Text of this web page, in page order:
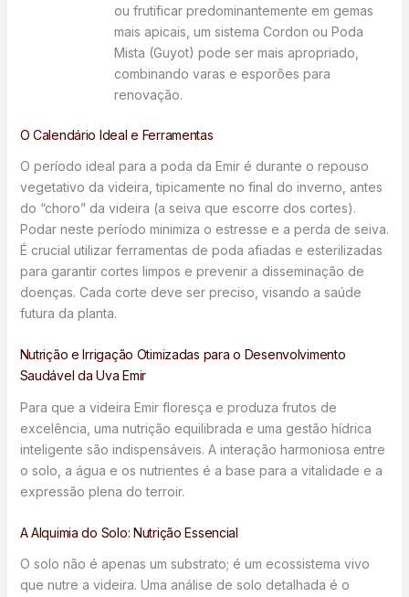
ou frutificar predominantemente em gemas
mais apicais, um sistema Cordon ou Poda
Mista (Guyot) pode ser mais apropriado,
combinando varas e esporões para
renovação.
O Calendário Ideal e Ferramentas
O período ideal para a poda da Emir é durante o repouso
vegetativo da videira, tipicamente no final do inverno, antes
do “choro” da videira (a seiva que escorre dos cortes).
Podar neste período minimiza o estresse e a perda de seiva.
É crucial utilizar ferramentas de poda afiadas e esterilizadas
para garantir cortes limpos e prevenir a disseminação de
doenças. Cada corte deve ser preciso, visando a saúde
futura da planta.
Nutrição e Irrigação Otimizadas para o Desenvolvimento
Saudável da Uva Emir
Para que a videira Emir floresça e produza frutos de
excelência, uma nutrição equilibrada e uma gestão hídrica
inteligente são indispensáveis. A interação harmoniosa entre
o solo, a água e os nutrientes é a base para a vitalidade e a
expressão plena do terroir.
A Alquimia do Solo: Nutrição Essencial
O solo não é apenas um substrato; é um ecossistema vivo
que nutre a videira. Uma análise de solo detalhada é o